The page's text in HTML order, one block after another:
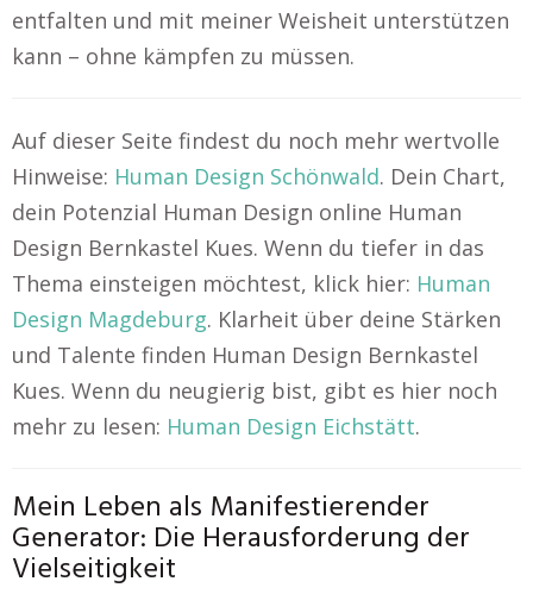
entfalten und mit meiner Weisheit unterstützen
kann – ohne kämpfen zu müssen.
Auf dieser Seite findest du noch mehr wertvolle
Hinweise: Human Design Schönwald. Dein Chart,
dein Potenzial Human Design online Human
Design Bernkastel Kues. Wenn du tiefer in das
Thema einsteigen möchtest, klick hier: Human
Design Magdeburg. Klarheit über deine Stärken
und Talente finden Human Design Bernkastel
Kues. Wenn du neugierig bist, gibt es hier noch
mehr zu lesen: Human Design Eichstätt.
Mein Leben als Manifestierender
Generator: Die Herausforderung der
Vielseitigkeit